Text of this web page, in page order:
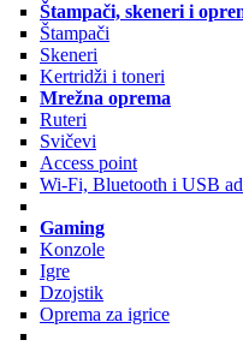
Štampači, skeneri i
Štampači
Skeneri
Kertridži i toneri
Mrežna oprema
Ruteri
Svičevi
Access point
Wi-Fi, Bluetooth i USB
Gaming
Konzole
Igre
Dzojstik
Oprema za igrice